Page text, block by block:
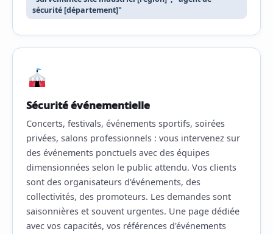
sécurité [département]"
Sécurité événementielle
Concerts, festivals, événements sportifs, soirées
privées, salons professionnels : vous intervenez sur
des événements ponctuels avec des équipes
dimensionnées selon le public attendu. Vos clients
sont des organisateurs d'événements, des
collectivités, des promoteurs. Les demandes sont
saisonnières et souvent urgentes. Une page dédiée
avec vos capacités, vos références d'événements